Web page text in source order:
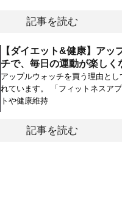
記事を読む
【ダイエット&健康】アッ
チで、毎日の運動が楽しく
アップルウォッチを買う理由とし
れています。 「フィットネスア
トや健康維持
記事を読む